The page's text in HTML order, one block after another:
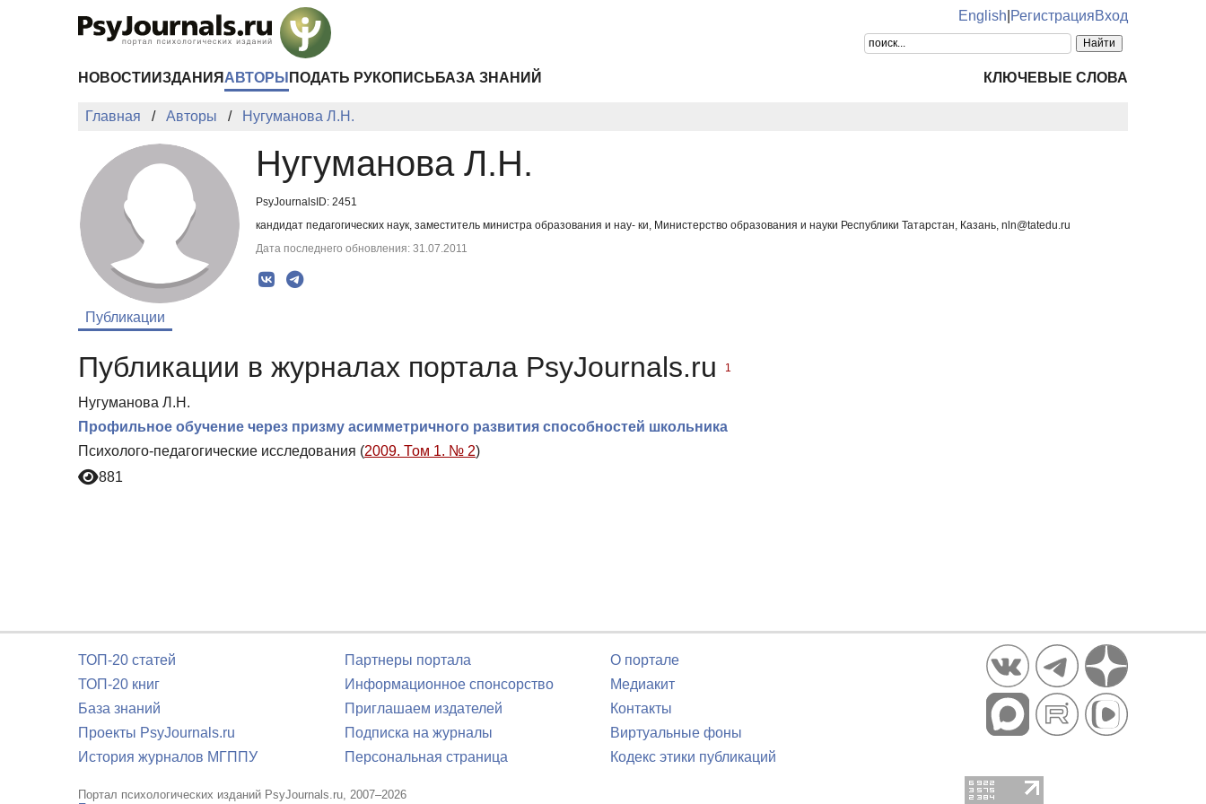
English РегистрацияВход
НОВОСТИ ИЗДАНИЯ АВТОРЫ ПОДАТЬ РУКОПИСЬ БАЗА ЗНАНИЙ КЛЮЧЕВЫЕ СЛОВА
Главная Авторы Нугуманова Л.Н.
Нугуманова Л.Н.
PsyJournalsID: 2451
кандидат педагогических наук, заместитель министра образования и нау- ки, Министерство образования и науки Республики Татарстан, Казань, nln@tatedu.ru
Дата последнего обновления: 31.07.2011
Публикации
Публикации в журналах портала PsyJournals.ru 1
Нугуманова Л.Н.
Профильное обучение через призму асимметричного развития способностей школьника
Психолого-педагогические исследования (2009. Том 1. № 2)
881
ТОП-20 статей
ТОП-20 книг
База знаний
Проекты PsyJournals.ru
История журналов МГППУ
Партнеры портала
Информационное спонсорство
Приглашаем издателей
Подписка на журналы
Персональная страница
О портале
Медиакит
Контакты
Виртуальные фоны
Кодекс этики публикаций
Портал психологических изданий PsyJournals.ru, 2007–2026